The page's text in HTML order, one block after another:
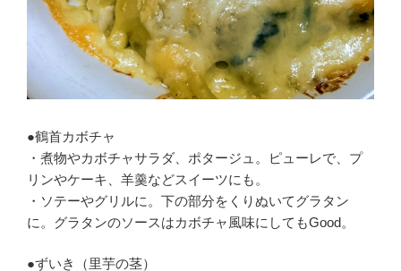
●鶴首カボチャ
・煮物やカボチャサラダ、ポタージュ。ピューレで、プ
リンやケーキ、羊羹などスイーツにも。
・ソテーやグリルに。下の部分をくりぬいてグラタン
に。グラタンのソースはカボチャ風味にしてもGood。
●ずいき（里芋の茎）